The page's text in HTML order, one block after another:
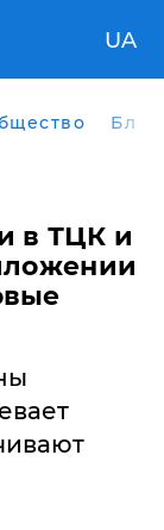
UA
в ТЦК и